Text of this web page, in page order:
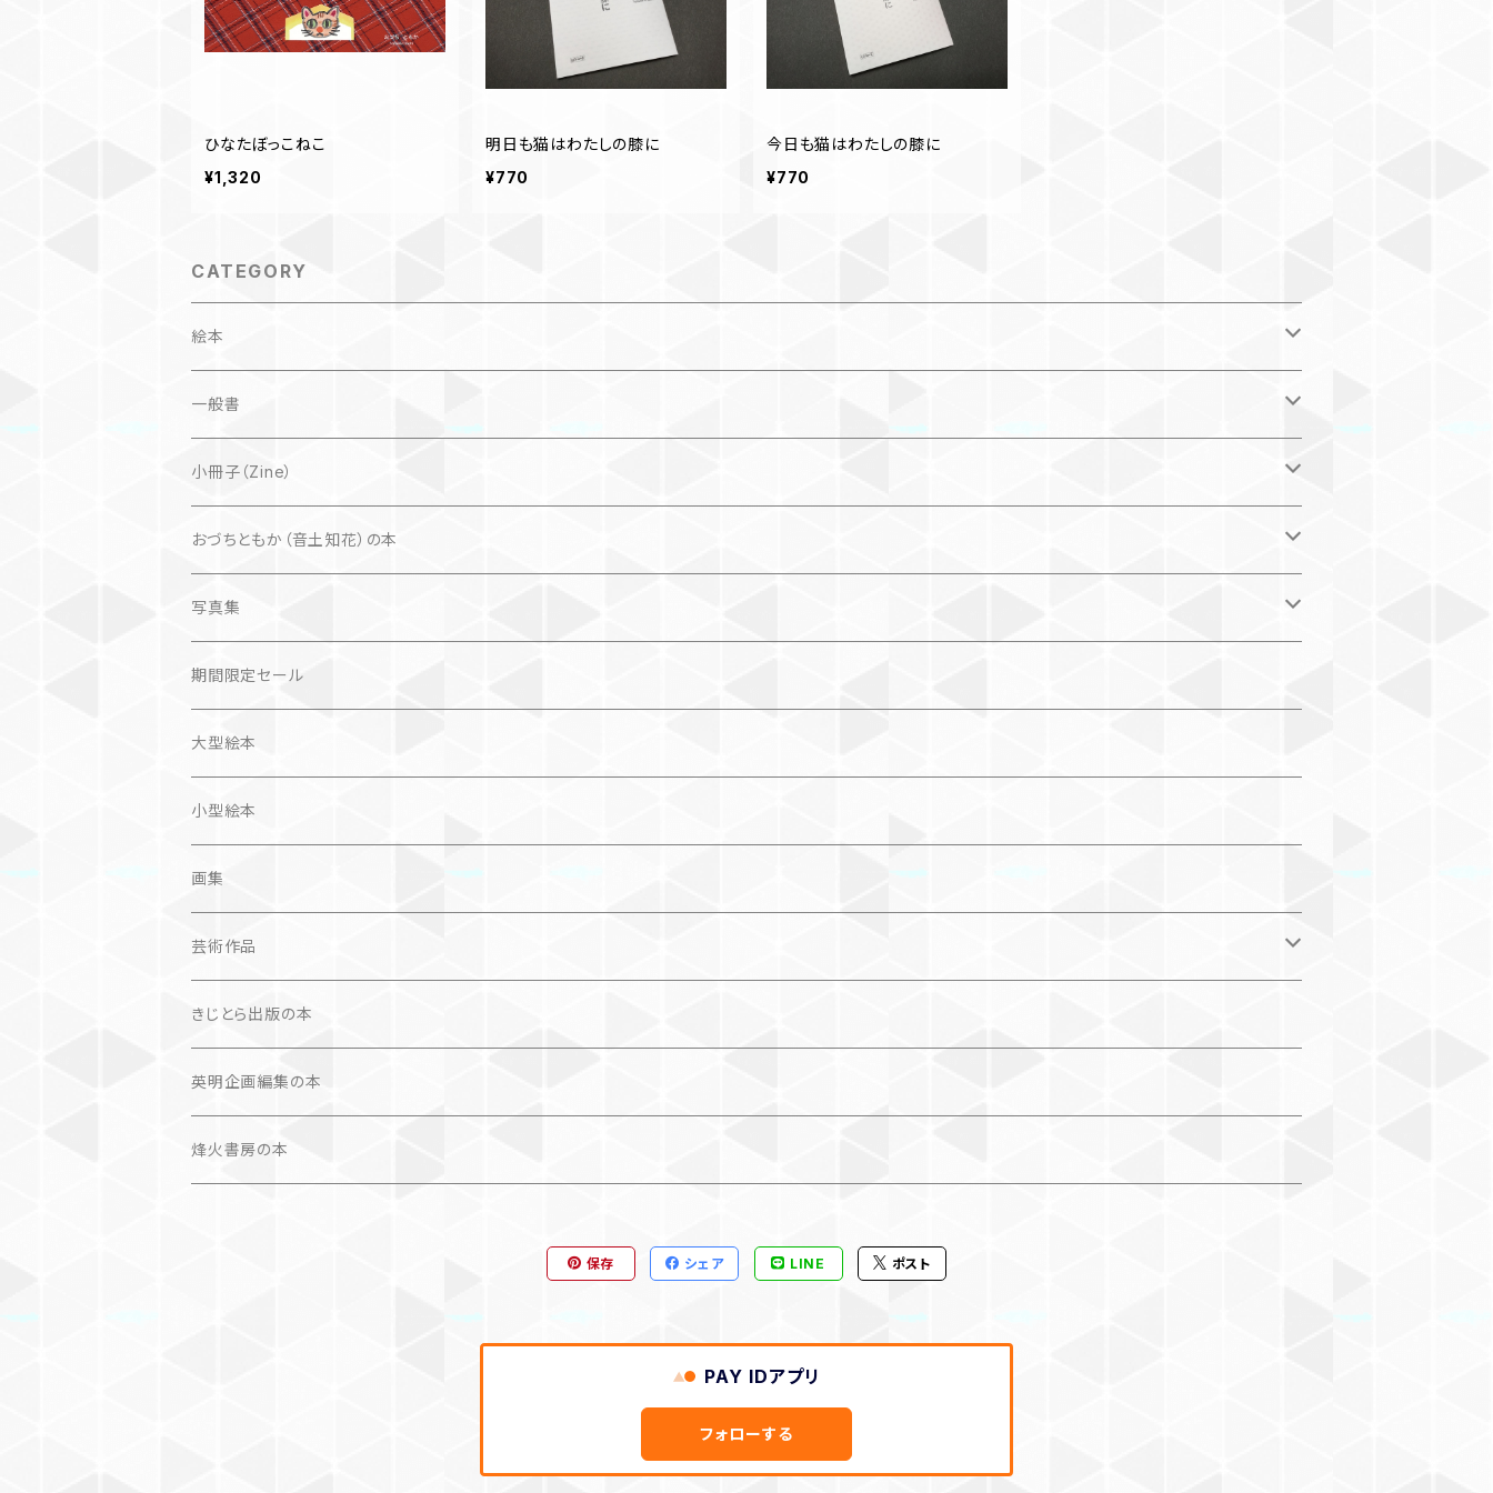
ひなたぼっこねこ
¥1,320
明日も猫はわたしの膝に
¥770
今日も猫はわたしの膝に
¥770
CATEGORY
絵本
子ども
自然科学絵本
楽しいお話
大人にも
一般書
海外翻訳
文芸、小説
問題提起
国内
文芸、小説
詩歌
文学（論）
小冊子（Zine）
猫
おづちともか（音土知花）の本
ZINE
仏語対訳絵本
写真集
写真集
作品＋エッセイ
カレンダー
画集
カレンダー
期間限定セール
大型絵本
小型絵本
画集
芸術作品
画集
作品集＋エッセイ
カレンダー
写真集
作品集＋エッセイ
きじとら出版の本
英明企画編集の本
烽火書房の本
保存 シェア LINE ポスト
PAY IDアプリ
フォローする